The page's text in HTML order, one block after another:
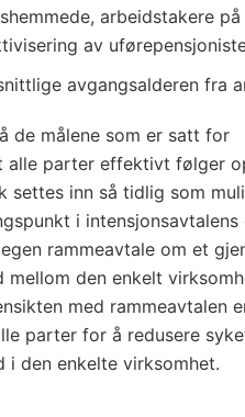
arbeidstakere på
av
avgangsalderen fra
de målene som er satt for
alle parter effektivt følger
settes inn så tidlig som
i intensjonsavtalens
rammeavtale om et
mellom den enkelt
med rammeavtalen
parter for å redusere
den enkelte virksomhet.